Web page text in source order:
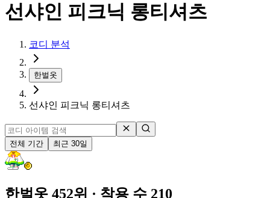
선샤인 피크닉 롱티셔츠
코디 분석
한벌옷
선샤인 피크닉 롱티셔츠
전체 기간 최근 30일
한벌옷 452위 · 착용 수 210